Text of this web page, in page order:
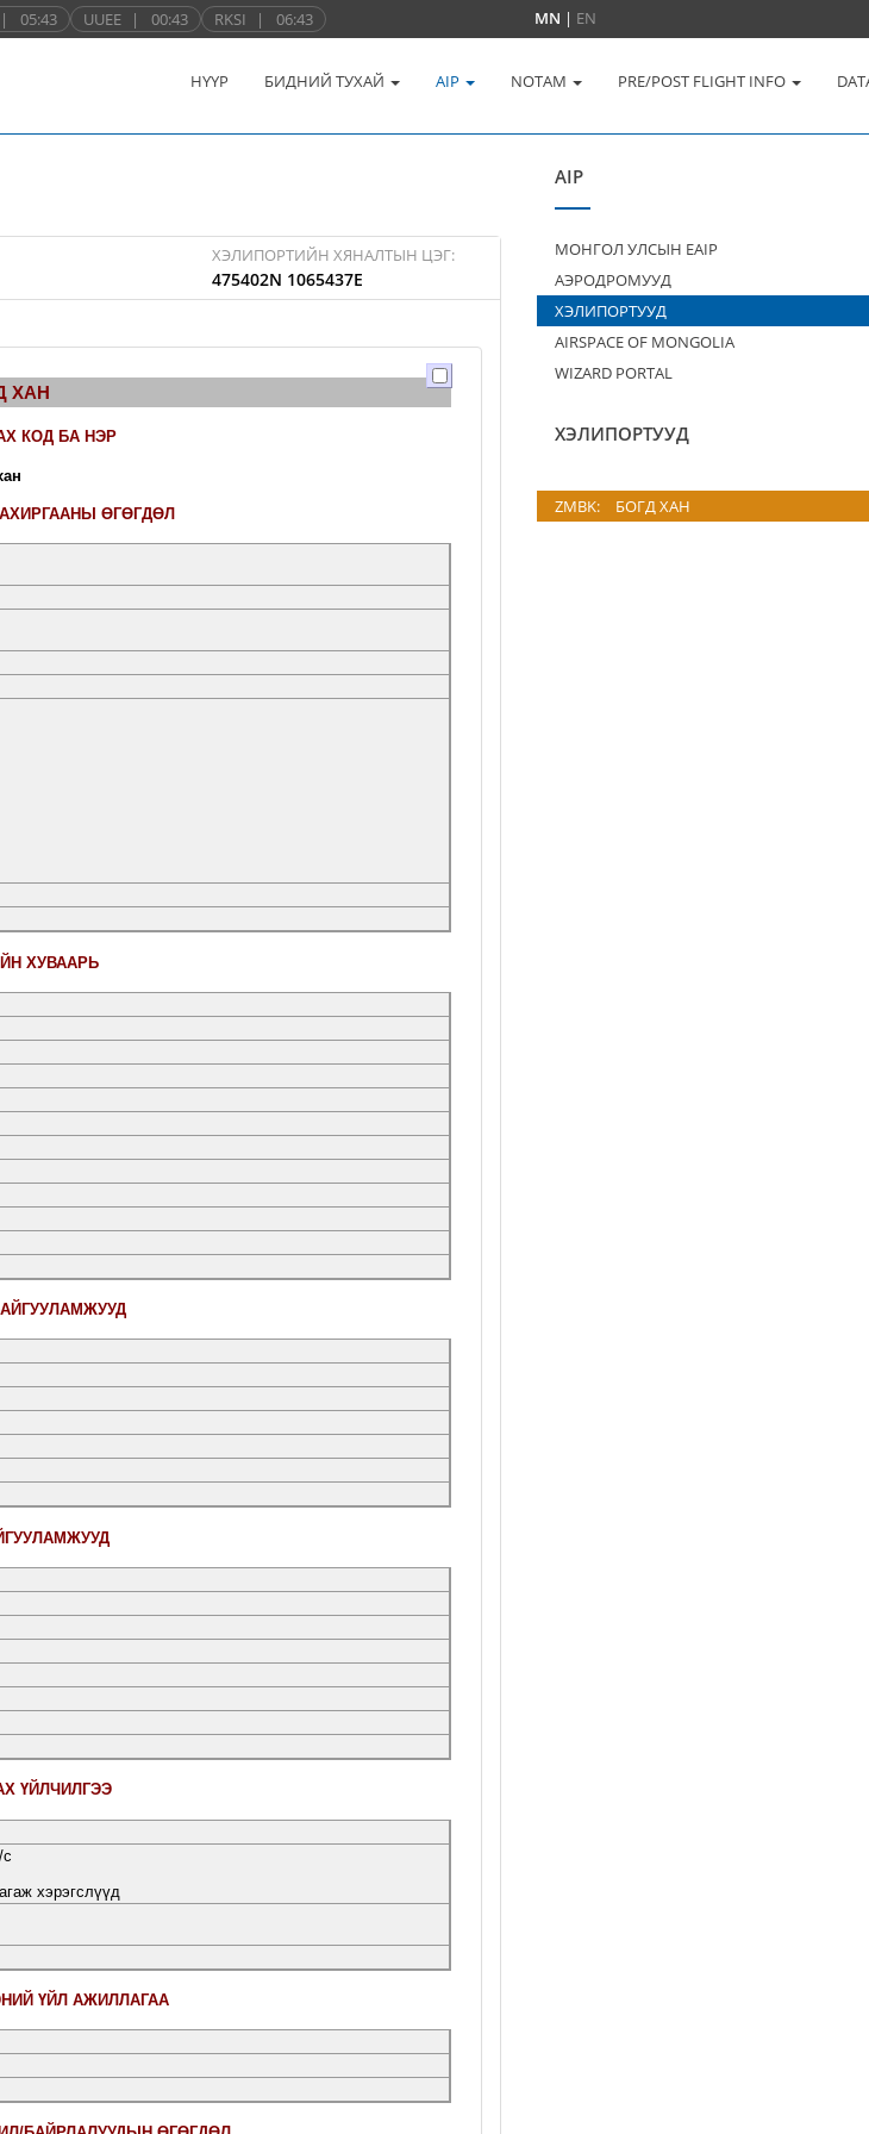
| 05:43 UUEE | 00:43 RKSI | 06:43 MN | EN
НҮҮР БИДНИЙ ТУХАЙ AIP NOTAM PRE/POST FLIGHT INFO
ХЭЛИПОРТИЙН ХЯНАЛТЫН ЦЭГ:
475402N 1065437E
AIP
МОНГОЛ УЛСЫН EAIP
АЭРОДРОМУУД
ХЭЛИПОРТУУД
AIRSPACE OF MONGOLIA
WIZARD PORTAL
ХЭЛИПОРТУУД
ZMBK: БОГД ХАН